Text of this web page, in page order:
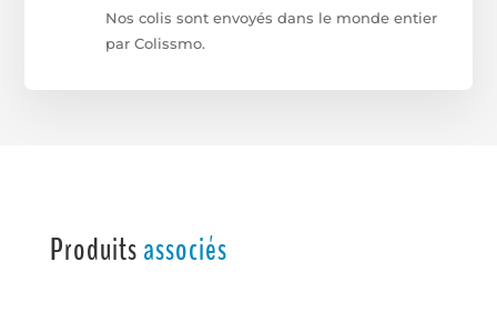
Nos colis sont envoyés dans le monde entier
par Colissmo.
Produitsassociés